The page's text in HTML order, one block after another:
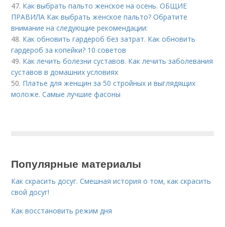
47. Как выбрать пальто женское на осень. ОБЩИЕ
ПРАВИЛА Как выбрать женское пальто? Обратите
внимание на следующие рекомендации:
48. Как обновить гардероб без затрат. Как обновить
гардероб за копейки? 10 советов
49. Как лечить болезни суставов. Как лечить заболевания
суставов в домашних условиях
50. Платье для женщин за 50 стройных и выглядящих
моложе. Самые лучшие фасоны
Популярные материалы
Как скрасить досуг. Смешная история о том, как скрасить
свой досуг!
Как восстановить режим дня